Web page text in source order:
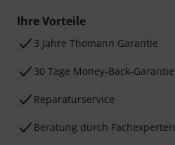
Ihre Vorteile
3 Jahre Thomann Garantie
30 Tage Money-Back-Garantie
Reparaturservice
Beratung durch Fachexperten